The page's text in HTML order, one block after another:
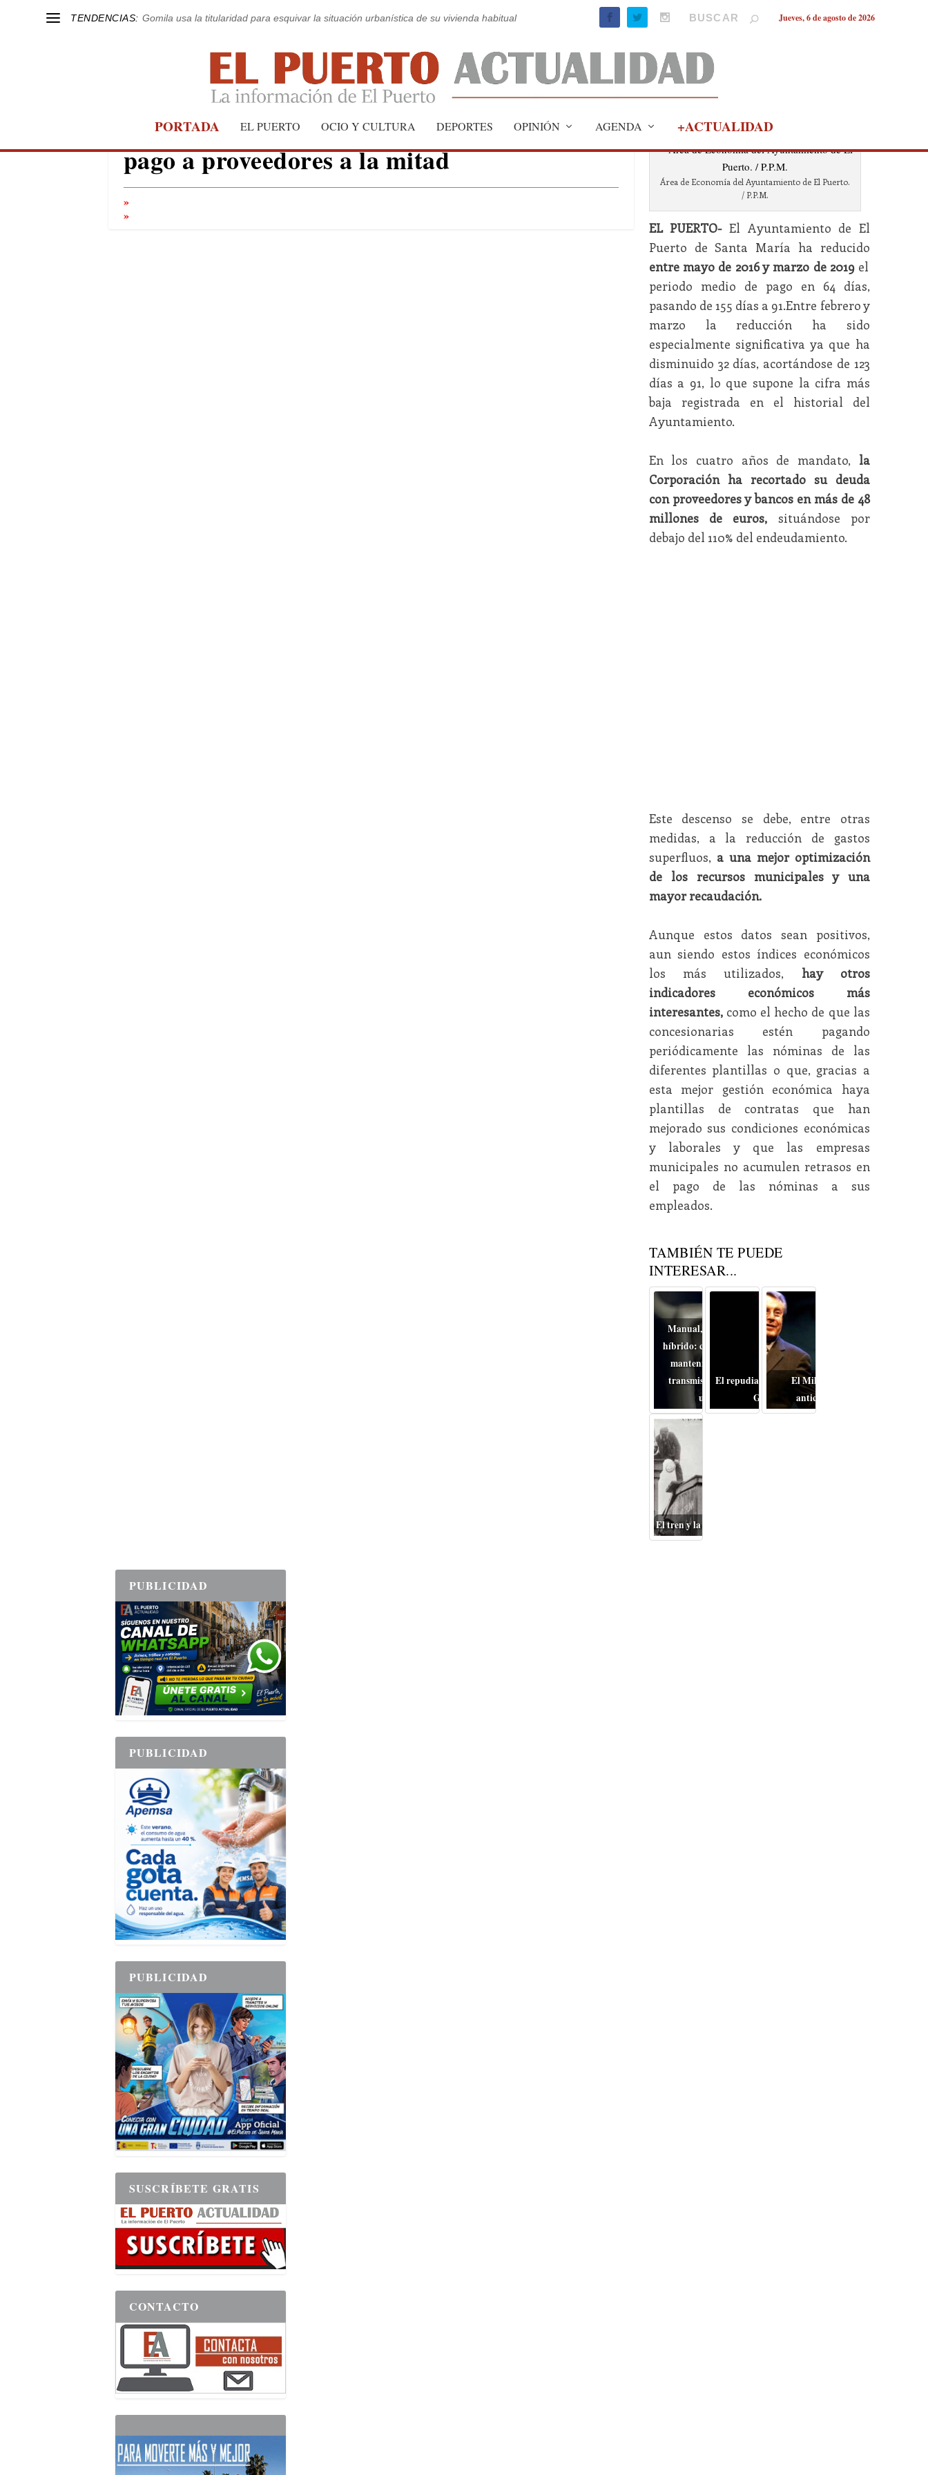
TENDENCIAS: Gomila usa la titularidad para esquivar la situación urbanística de su vivienda habitual Jueves, 6 de agosto de 2026
PORTADA EL PUERTO OCIO Y CULTURA DEPORTES OPINIÓN AGENDA +ACTUALIDAD
El Ayuntamiento reduce el periodo medio de
pago a proveedores a la mitad
Área de Economía del Ayuntamiento de El Puerto.
/ P.P.M.
EL PUERTO-El Ayuntamiento de El
Puerto de Santa María ha reducido
entre mayo de 2016 y marzo de 2019 el
periodo medio de pago en 64 días,
pasando de 155 días a 91.Entre febrero y
marzo la reducción ha sido
especialmente significativa ya que ha
disminuido 32 días, acortándose de 123
días a 91, lo que supone la cifra más
baja registrada en el historial del
Ayuntamiento.
En los cuatro años de mandato, la
Corporación ha recortado su deuda
con proveedores y bancos en más de 48
millones de euros, situándose por
debajo del 110% del endeudamiento.
Este descenso se debe, entre otras
medidas, a la reducción de gastos
superfluos, a una mejor optimización
de los recursos municipales y una
mayor recaudación.
Aunque estos datos sean positivos,
aun siendo estos índices económicos
los más utilizados, hay otros
indicadores económicos más
interesantes,como el hecho de que las
concesionarias estén pagando
periódicamente las nóminas de las
diferentes plantillas o que, gracias a
esta mejor gestión económica haya
plantillas de contratas que han
mejorado sus condiciones económicas
y laborales y que las empresas
municipales no acumulen retrasos en
el pago de las nóminas a sus
empleados.
TAMBIÉN TE PUEDE
INTERESAR...
Manual, automático o
híbrido: cómo cambia el
mantenimiento de la
transmisión en coches
usados
El repudiable drama de la
Guerra
El Miloš Forman
anticomunista
El tren y la Gran Depresión
PUBLICIDAD
PUBLICIDAD
PUBLICIDAD
SUSCRÍBETE GRATIS
CONTACTO